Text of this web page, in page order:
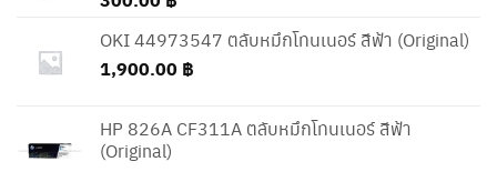
OKI 44973547 ตลับหมึกโทนเนอร์ สีฟ้า (Original)
1,900.00 ฿
HP 826A CF311A ตลับหมึกโทนเนอร์ สีฟ้า
(Original)